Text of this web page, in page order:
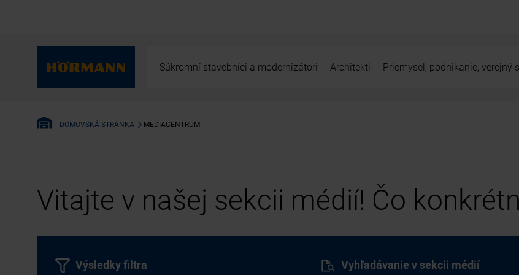
Súkromní stavebníci a modernizátori Architekti Priemysel, podnikanie, verejný
DOMOVSKÁ STRÁNKA MEDIACENTRUM
Vitajte v našej sekcii médií! Čo
Vyhľadávanie v sekcii médií
Výsledky filtra